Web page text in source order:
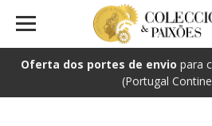
Oferta dos portes de envio para
(Portugal